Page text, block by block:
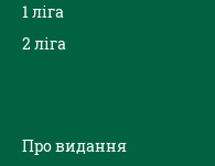
1 ліга
2 ліга
Про видання